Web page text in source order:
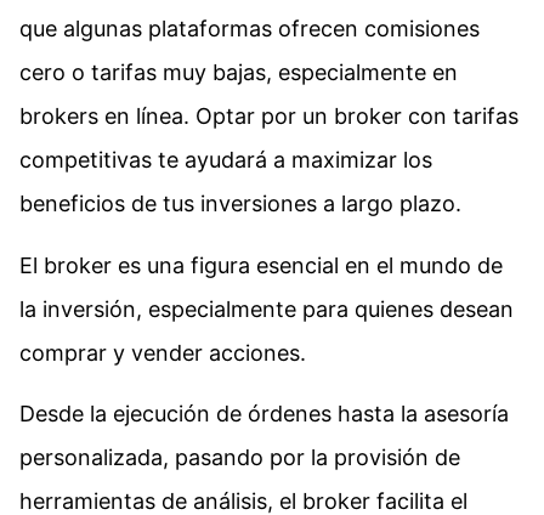
que algunas plataformas ofrecen comisiones
cero o tarifas muy bajas, especialmente en
brokers en línea. Optar por un broker con tarifas
competitivas te ayudará a maximizar los
beneficios de tus inversiones a largo plazo.
El broker es una figura esencial en el mundo de
la inversión, especialmente para quienes desean
comprar y vender acciones.
Desde la ejecución de órdenes hasta la asesoría
personalizada, pasando por la provisión de
herramientas de análisis, el broker facilita el